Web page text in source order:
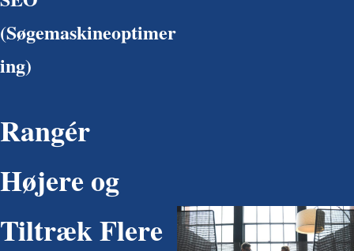
(Søgemaskineoptimer
ing)
Rangér
Højere og
Tiltræk Flere